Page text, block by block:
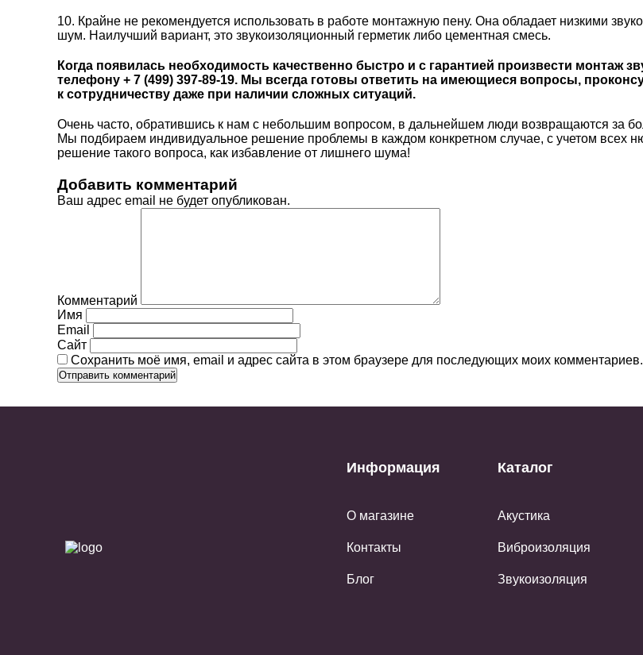
10. Крайне не рекомендуется использовать в работе монтажную пену. Она обладает низкими
шум. Наилучший вариант, это звукоизоляционный герметик либо цементная смесь.
Когда появилась необходимость качественно быстро и с гарантией произвести монтаж
телефону + 7 (499) 397-89-19. Мы всегда готовы ответить на имеющиеся вопросы,
к сотрудничеству даже при наличии сложных ситуаций.
Очень часто, обратившись к нам с небольшим вопросом, в дальнейшем люди возвращаются за
Мы подбираем индивидуальное решение проблемы в каждом конкретном случае, с учетом всех
решение такого вопроса, как избавление от лишнего шума!
Добавить комментарий
Ваш адрес email не будет опубликован.
Комментарий
Имя
Email
Сайт
Сохранить моё имя, email и адрес сайта в этом браузере для последующих моих комментариев.
Информация
О магазине
Контакты
Блог
Каталог
Акустика
Виброизоляция
Звукоизоляция